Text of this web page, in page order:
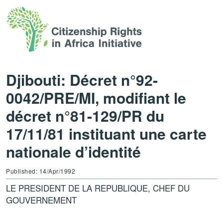
Djibouti: Décret n°92-
0042/PRE/MI, modifiant le
décret n°81-129/PR du
17/11/81 instituant une carte
nationale d’identité
Published: 14/Apr/1992
LE PRESIDENT DE LA REPUBLIQUE, CHEF DU
GOUVERNEMENT